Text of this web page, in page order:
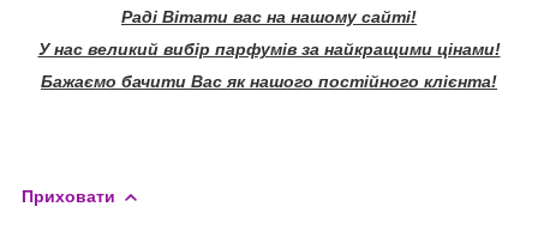
Раді Вітати вас на нашому сайті!
У нас великий вибір парфумів за найкращими цінами!
Бажаємо бачити Вас як нашого постійного клієнта!
Приховати